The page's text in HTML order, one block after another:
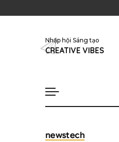
Nhập hội Sáng tạo
CREATIVE VIBES
newstech